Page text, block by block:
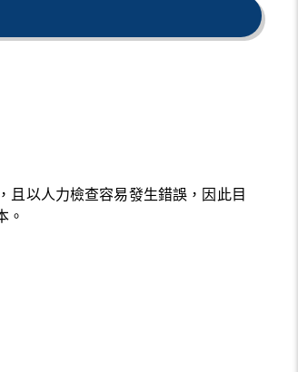
且以人力檢查容易發生錯誤，因此目
。